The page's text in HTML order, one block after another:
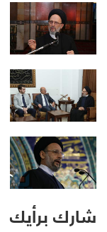
شارك برأيك